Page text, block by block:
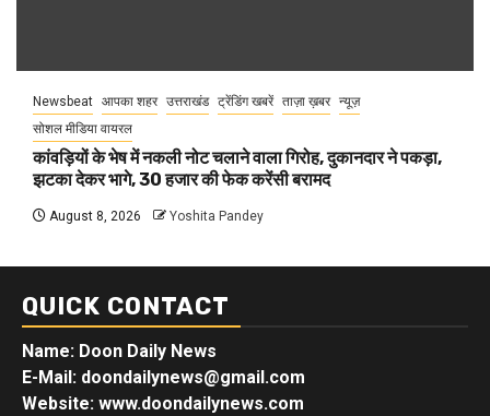
Newsbeat आपका शहर उत्तराखंड ट्रेंडिंग खबरें ताज़ा ख़बर न्यूज़
सोशल मीडिया वायरल
कांवड़ियों के भेष में नकली नोट चलाने वाला गिरोह, दुकानदार ने पकड़ा,
झटका देकर भागे, 30 हजार की फेक करेंसी बरामद
August 8, 2026 Yoshita Pandey
QUICK CONTACT
Name: Doon Daily News
E-Mail: doondailynews@gmail.com
Website: www.doondailynews.com